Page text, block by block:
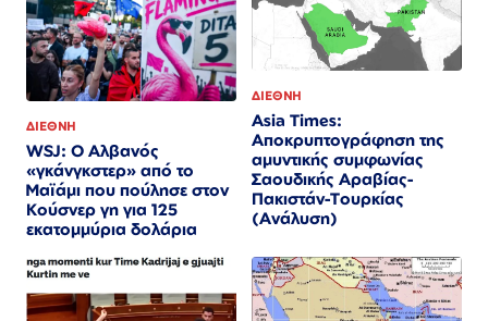
ΔΙΕΘΝΗ
WSJ: Ο Αλβανός
«γκάνγκστερ» από το
Μαϊάμι που πούλησε στον
Κούσνερ γη για 125
εκατομμύρια δολάρια
ΔΙΕΘΝΗ
Asia Times:
Αποκρυπτογράφηση της
αμυντικής συμφωνίας
Σαουδικής Αραβίας-
Πακιστάν-Τουρκίας
(Ανάλυση)